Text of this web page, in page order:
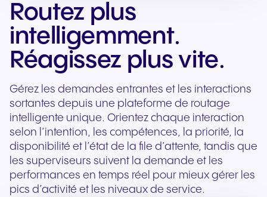
Routez plus
intelligemment.
Réagissez plus vite.
Gérez les demandes entrantes et les interactions
sortantes depuis une plateforme de routage
intelligente unique. Orientez chaque interaction
selon l’intention, les compétences, la priorité, la
disponibilité et l’état de la file d’attente, tandis que
les superviseurs suivent la demande et les
performances en temps réel pour mieux gérer les
pics d’activité et les niveaux de service.